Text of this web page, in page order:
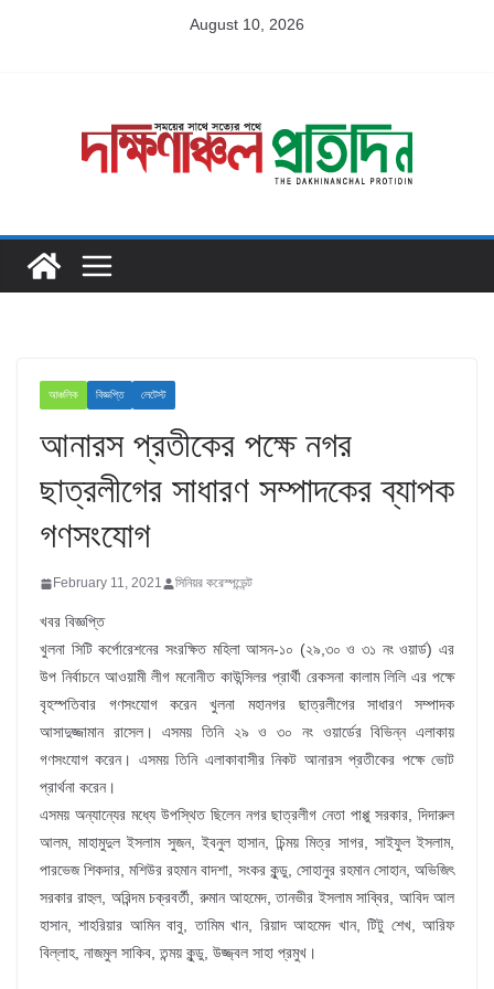
August 10, 2026
আঞ্চলিক বিজ্ঞপ্তি লেটেস্ট
আনারস প্রতীকের পক্ষে নগর
ছাত্রলীগের সাধারণ সম্পাদকের ব্যাপক
গণসংযোগ
February 11, 2021 সিনিয়র করেস্পন্ডেন্ট
খবর বিজ্ঞপ্তি
খুলনা সিটি কর্পোরেশনের সংরক্ষিত মহিলা আসন-১০ (২৯,৩০ ও ৩১ নং ওয়ার্ড) এর
উপ নির্বাচনে আওয়ামী লীগ মনোনীত কাউন্সিলর প্রার্থী রেকসনা কালাম লিলি এর পক্ষে
বৃহস্পতিবার গণসংযোগ করেন খুলনা মহানগর ছাত্রলীগের সাধারণ সম্পাদক
আসাদুজ্জামান রাসেল। এসময় তিনি ২৯ ও ৩০ নং ওয়ার্ডের বিভিন্ন এলাকায়
গণসংযোগ করেন। এসময় তিনি এলাকাবাসীর নিকট আনারস প্রতীকের পক্ষে ভোট
প্রার্থনা করেন।
এসময় অন্যান্যের মধ্যে উপস্থিত ছিলেন নগর ছাত্রলীগ নেতা পাপ্পু সরকার, দিদারুল
আলম, মাহামুদুল ইসলাম সুজন, ইবনুল হাসান, চিন্ময় মিত্র সাগর, সাইফুল ইসলাম,
পারভেজ শিকদার, মশিউর রহমান বাদশা, সংকর কুন্ডু, সোহানুর রহমান সোহান, অভিজিৎ
সরকার রাহুল, অরিন্দম চক্রবর্তী, রুমান আহমেদ, তানভীর ইসলাম সাব্বির, আবিদ আল
হাসান, শাহরিয়ার আমিন বাবু, তামিম খান, রিয়াদ আহমেদ খান, টিটু শেখ, আরিফ
বিল্লাহ, নাজমুল সাকিব, তন্ময় কুন্ডু, উজ্জ্বল সাহা প্রমুখ।